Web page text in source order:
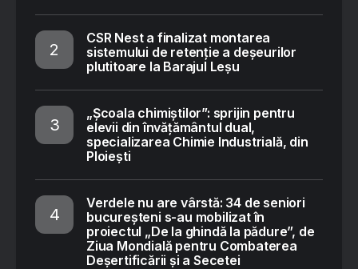
CSR Nest a finalizat montarea
sistemului de retenție a deșeurilor
plutitoare la Barajul Leșu
„Școala chimiștilor”: sprijin pentru
elevii din învățământul dual,
specializarea Chimie Industrială, din
Ploiești
Verdele nu are vârstă: 34 de seniori
bucureșteni s-au mobilizat în
proiectul „De la ghindă la pădure”, de
Ziua Mondială pentru Combaterea
Deșertificării și a Secetei